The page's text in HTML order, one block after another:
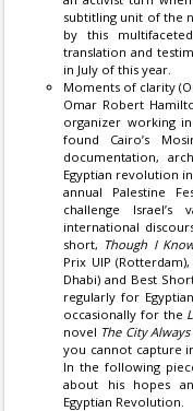
subtitling unit of the
by this
translation and
in July of this year.
Moments of clarity
Omar Robert
organizer working
found Cairo’s
documentation,
Egyptian revolution
annual Palestine
challenge
international
short, Though I
Prix UIP
Dhabi) and Best
regularly for
occasionally for the
novel The City Always
you cannot capture
In the following
about his hopes
Egyptian Revolution.